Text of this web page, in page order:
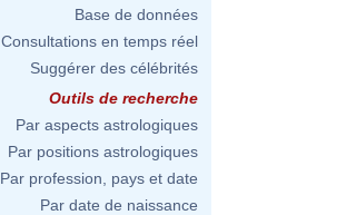
Base de données
Consultations en temps réel
Suggérer des célébrités
Outils de recherche
Par aspects astrologiques
Par positions astrologiques
Par profession, pays et date
Par date de naissance